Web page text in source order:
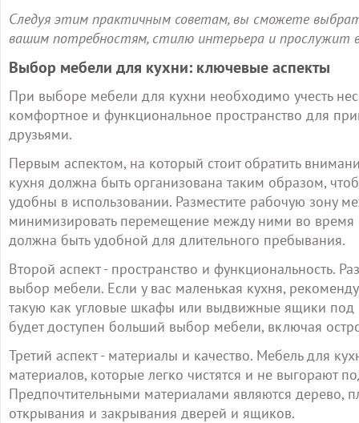
Следуя этим практичным советам, вы сможете
вашим потребностям, стилю интерьера и прослужит
Выбор мебели для кухни: ключевые аспекты
При выборе мебели для кухни необходимо учесть
комфортное и функциональное пространство для
друзьями.
Первым аспектом, на который стоит обратить
кухня должна быть организована таким образом,
удобны в использовании. Разместите рабочую зону
минимизировать перемещение между ними во время
должна быть удобной для длительного пребывания.
Второй аспект - пространство и функциональность.
выбор мебели. Если у вас маленькая кухня,
такую как угловые шкафы или выдвижные ящики под
будет доступен больший выбор мебели, включая
Третий аспект - материалы и качество. Мебель для
материалов, которые легко чистятся и не выгорают
Предпочтительными материалами являются дерево,
открывания и закрывания дверей и ящиков.